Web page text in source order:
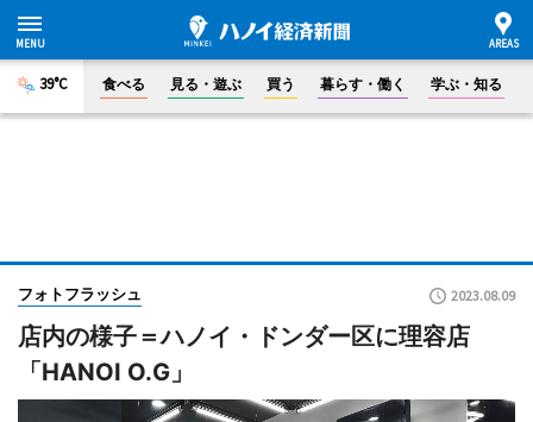
39°C 食べる 見る・遊ぶ 買う 暮らす・働く 学ぶ・知る
フォトフラッシュ 2023.08.09
店内の様子＝ハノイ・ドンダー区に理容店
「HANOI O.G」